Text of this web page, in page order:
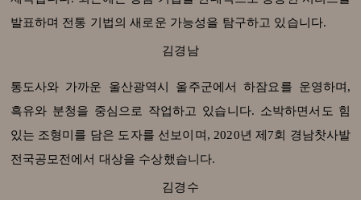
발표하며 전통 기법의 새로운 가능성을 탐구하고 있습니다.
김경남
통도사와 가까운 울산광역시 울주군에서 하잠요를 운영하며,
흑유와 분청을 중심으로 작업하고 있습니다. 소박하면서도 힘
있는 조형미를 담은 도자를 선보이며, 2020년 제7회 경남찻사발
전국공모전에서 대상을 수상했습니다.
김경수